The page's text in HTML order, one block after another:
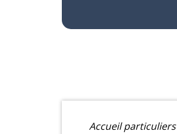
Accueil particuliers